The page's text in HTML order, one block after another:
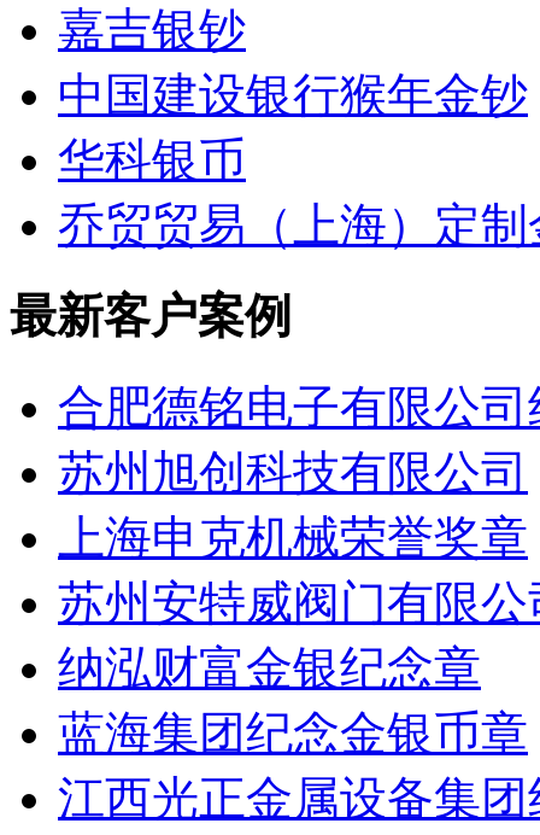
嘉吉银钞
中国建设银行猴年金钞
华科银币
乔贸贸易（上海）定制
最新客户案例
合肥德铭电子有限公
苏州旭创科技有限公司
上海申克机械荣誉奖章
苏州安特威阀门有限
纳泓财富金银纪念章
蓝海集团纪念金银币章
江西光正金属设备集